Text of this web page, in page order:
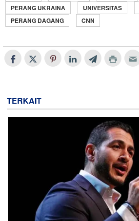
PERANG UKRAINA
UNIVERSITAS
PERANG DAGANG
CNN
TERKAIT